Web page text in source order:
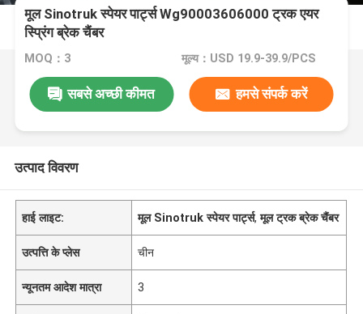
मूल Sinotruk स्पेयर पार्ट्स Wg90003606000 ट्रक एयर
स्प्रिंग ब्रेक चैंबर
MOQ：3 मूल्य：USD 19.9-39.9/PCS
सबसे अच्छी कीमत हमसे संपर्क करें
उत्पाद विवरण
हाई लाइट: मूल Sinotruk स्पेयर पार्ट्स,मूल ट्रक ब्रेक चैंबर
उत्पत्ति के प्लेस चीन
न्यूनतम आदेश मात्रा 3